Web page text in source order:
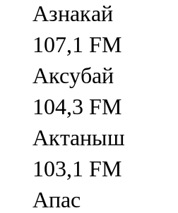
Азнакай
107,1 FM
Аксубай
104,3 FM
Актаныш
103,1 FM
Апас